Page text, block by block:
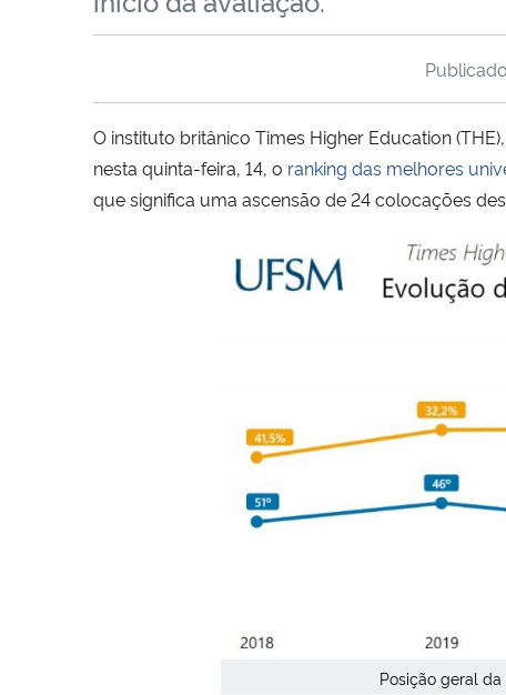
O instituto britânico Times Higher Education
nesta quinta-feira, 14, o ranking das melhores
que significa uma ascensão de 24 colocações
Posição geral